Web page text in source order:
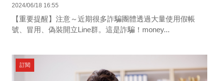
2024/06/18 16:55
【重要提醒】注意～近期很多詐騙團體透過大量使用假帳
號、冒用、偽裝開立Line群。這是詐騙！money...
訂閱